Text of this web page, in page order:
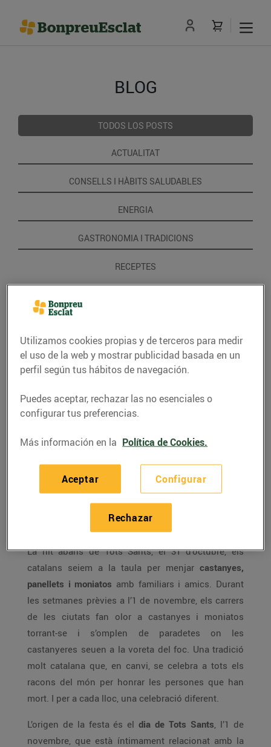
BLOG
TODOS LOS POSTS
ACTUALITAT
CONSELLS I HÀBITS SALUDABLES
ENERGIA
GASTRONOMIA I TRADICIONS
RECEPTES
GASTRONOMÍA Y TRADICIONES
La castanyada, una
festa tradicional
La nit abans de Tots Sants, el 31 d’octubre, els
catalans seiem a la taula per menjar castanyes,
panellets i moniatos amb familiars i amics. Durant
les setmanes prèvies a l’1 de novembre, els carrers
de les ciutats fan olor a castanyes i moniatos
torrant-se i s’omplen de paradetes on les
castanyeres seuen a la voreta del foc. Una tradició
molt catalana que, en canvi, se celebra a tots els
racons del món per honrar les persones que han
mort. I per a cada lloc, una celebració diferent.
L’origen de la festa és el dia de Tots Sants, l’1 de
novembre, que està íntimament relacionat amb la
Utilizamos cookies propias y de terceros para medir
el uso de la web y mostrar publicidad basada en un
perfil según tus hábitos de navegación.
Puedes aceptar, rechazar las no esenciales o
configurar tus preferencias.
Más información en la Política de Cookies.
Configurar
Rechazar
Aceptar